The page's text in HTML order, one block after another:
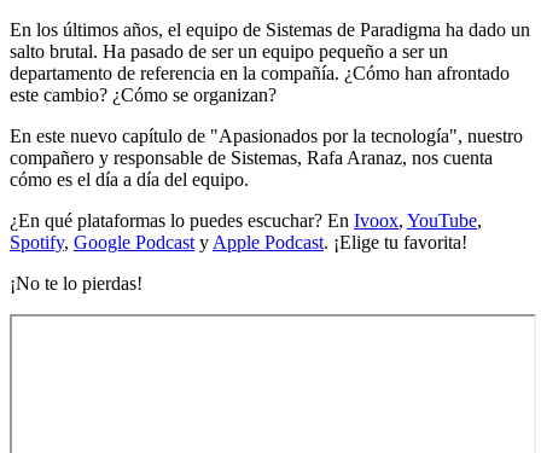
En los últimos años, el equipo de Sistemas de Paradigma ha dado un
salto brutal. Ha pasado de ser un equipo pequeño a ser un
departamento de referencia en la compañía. ¿Cómo han afrontado
este cambio? ¿Cómo se organizan?
En este nuevo capítulo de "Apasionados por la tecnología", nuestro
compañero y responsable de Sistemas, Rafa Aranaz, nos cuenta
cómo es el día a día del equipo.
¿En qué plataformas lo puedes escuchar? En Ivoox, YouTube,
Spotify, Google Podcast y Apple Podcast. ¡Elige tu favorita!
¡No te lo pierdas!